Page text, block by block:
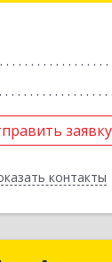
заявку
контакты
заявку
Назад